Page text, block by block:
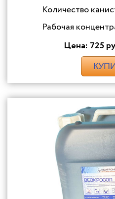
Количество
Рабочая
Цена: 725